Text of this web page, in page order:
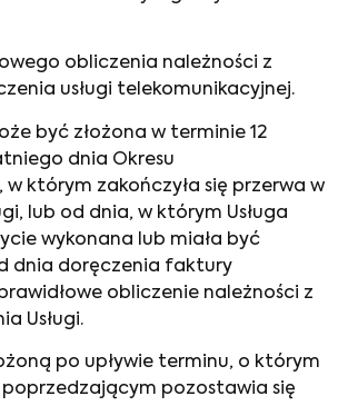
obliczenia należności z
usługi telekomunikacyjnej.
być złożona w terminie 12
dnia Okresu
którym zakończyła się przerwa w
lub od dnia, w którym Usługa
wykonana lub miała być
dnia doręczenia faktury
obliczenie należności z
Usługi.
po upływie terminu, o którym
pozostawia się